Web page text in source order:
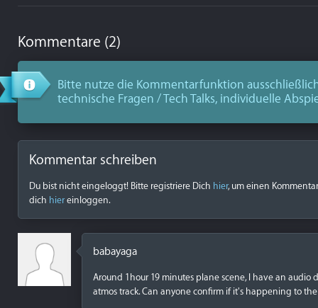
Kommentare (2)
Bitte nutze die Kommentarfunktion
technische Fragen / Tech Talks, individuelle
Kommentar schreiben
Du bist nicht eingeloggt! Bitte registriere Dich hier, um einen
dich hiereinloggen.
babayaga
Around 1hour 19 minutes plane scene, I have an
atmos track. Can anyone confirm if it's happening to